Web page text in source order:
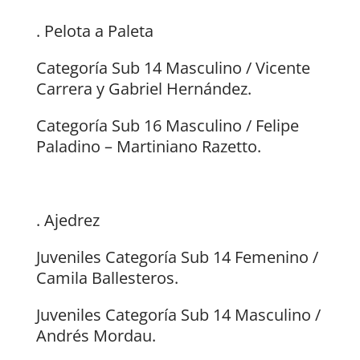
. Pelota a Paleta
Categoría Sub 14 Masculino / Vicente
Carrera y Gabriel Hernández.
Categoría Sub 16 Masculino / Felipe
Paladino – Martiniano Razetto.
. Ajedrez
Juveniles Categoría Sub 14 Femenino /
Camila Ballesteros.
Juveniles Categoría Sub 14 Masculino /
Andrés Mordau.